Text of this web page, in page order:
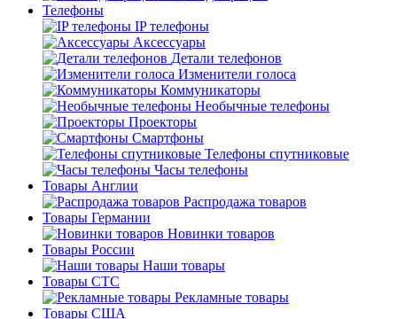
Телефоны
IP телефоны
Аксессуары
Детали телефонов
Изменители голоса
Коммуникаторы
Необычные телефоны
Проекторы
Смартфоны
Телефоны спутниковые
Часы телефоны
Товары Англии
Распродажа товаров
Товары Германии
Новинки товаров
Товары России
Наши товары
Товары СТС
Рекламные товары
Товары США